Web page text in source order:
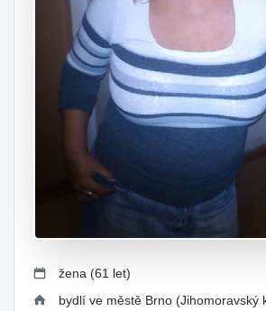
žena (61 let)
bydlí ve městě Brno (Jihomoravský